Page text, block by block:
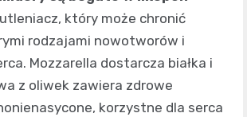
który może chronić
rodzajami nowotworów i
Mozzarella dostarcza białka i
z oliwek zawiera zdrowe
korzystne dla serca